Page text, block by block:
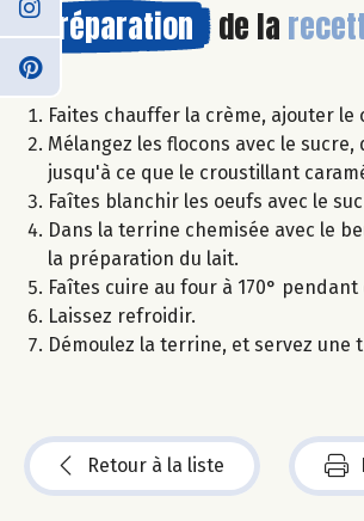
Préparation de la
Faites chauffer la crème, ajouter
Mélangez les flocons avec le
jusqu'à ce que le croustillant
Faîtes blanchir les oeufs avec le
Dans la terrine chemisée avec le
la préparation du lait.
Faîtes cuire au four à 170°
Laissez refroidir.
Démoulez la terrine, et servez
Retour à la liste